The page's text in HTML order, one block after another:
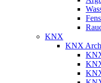
KNX
KNX